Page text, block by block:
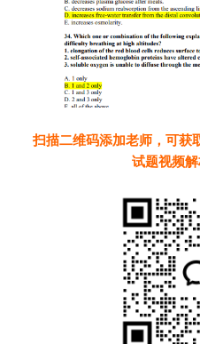
扫描二维码添加老师，可获
试题视频